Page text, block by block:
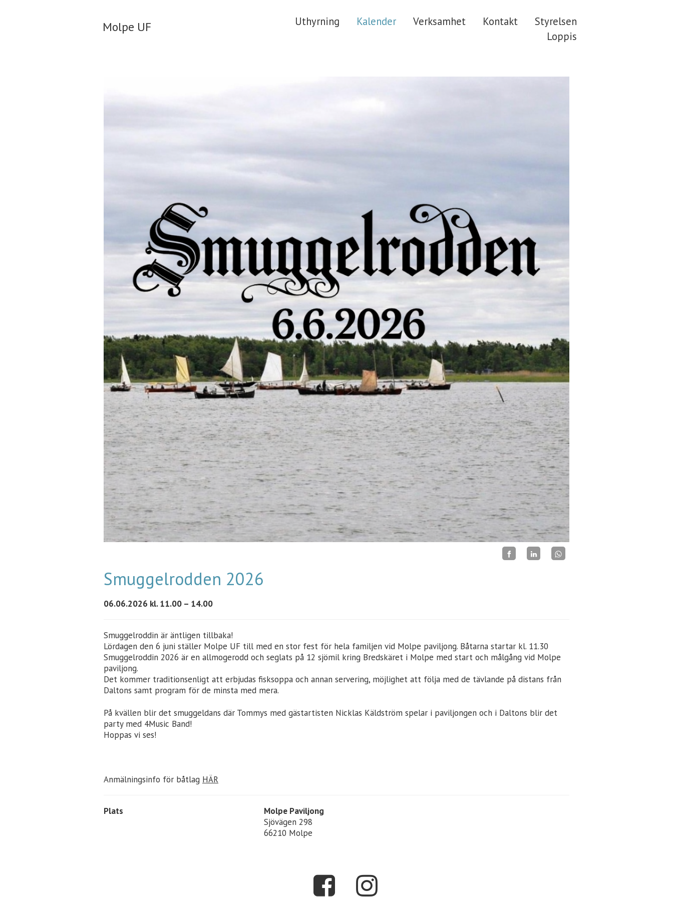
Molpe UF Uthyrning Kalender Verksamhet Kontakt
Styrelsen
Loppis
Smuggelrodden 2026
06.06.2026 kl. 11.00 – 14.00
Smuggelroddin är äntligen tillbaka!
Lördagen den 6 juni ställer Molpe UF till med en stor fest för hela familjen vid Molpe paviljong. Båtarna startar kl. 11.30
Smuggelroddin 2026 är en allmogerodd och seglats på 12 sjömil kring Bredskäret i Molpe med start och målgång vid Molpe
paviljong.
Det kommer traditionsenligt att erbjudas fisksoppa och annan servering, möjlighet att följa med de tävlande på distans från
Daltons samt program för de minsta med mera.
På kvällen blir det smuggeldans där Tommys med gästartisten Nicklas Käldström spelar i paviljongen och i Daltons blir det
party med 4Music Band!
Hoppas vi ses!
Anmälningsinfo för båtlag HÄR
Plats
Molpe Paviljong
Sjövägen 298
66210 Molpe